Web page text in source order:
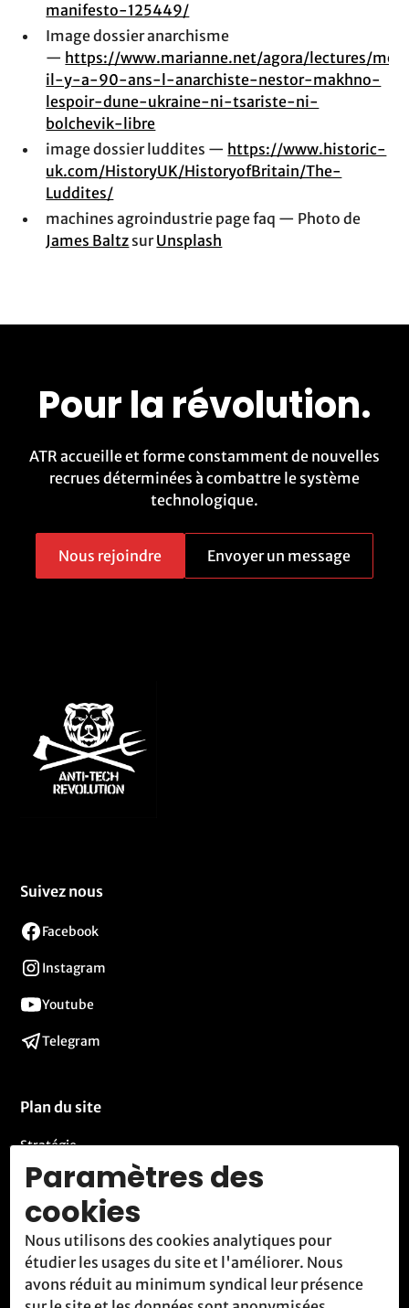
manifesto-125449/
Image dossier anarchisme
— https://www.marianne.net/agora/lectures/
il-y-a-90-ans-l-anarchiste-nestor-makhno-
lespoir-dune-ukraine-ni-tsariste-ni-
bolchevik-libre
image dossier luddites — https://www.historic-
uk.com/HistoryUK/HistoryofBritain/The-
Luddites/
machines agroindustrie page faq — Photo de
James Baltz surUnsplash
Pour la révolution.
ATR accueille et forme constamment de nouvelles
recrues déterminées à combattre le système
technologique.
Nous rejoindre Envoyer un message
Suivez nous
Facebook
Instagram
Youtube
Telegram
Plan du site
Stratégie
Activités
Blog
Contact
Nous rencontrer
Paramètres des
cookies
Nous utilisons des cookies analytiques pour
étudier les usages du site et l'améliorer. Nous
avons réduit au minimum syndical leur présence